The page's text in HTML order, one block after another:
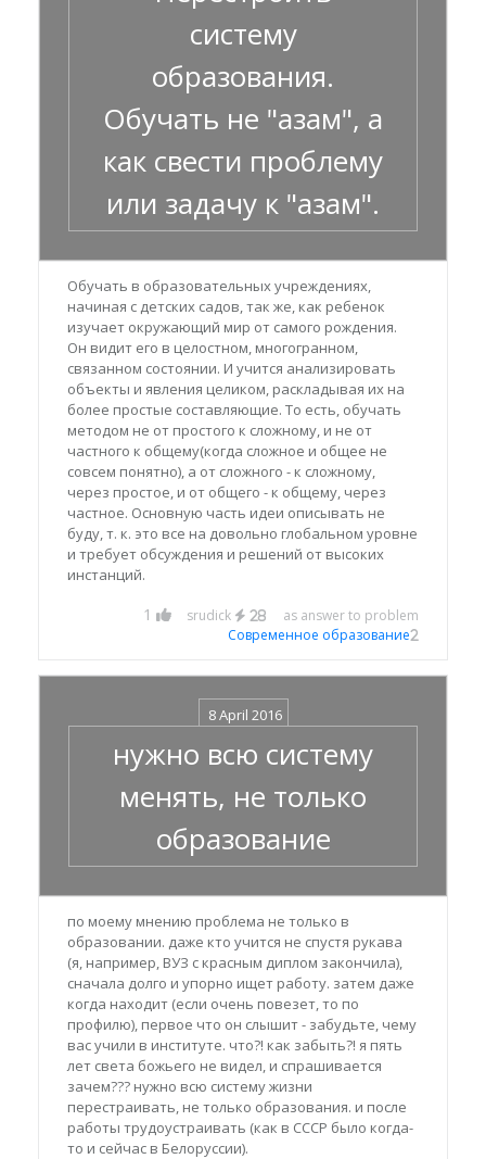
систему
образования.
Обучать не "азам", а
как свести проблему
или задачу к "азам".
Обучать в образовательных учреждениях,
начиная с детских садов, так же, как ребенок
изучает окружающий мир от самого рождения.
Он видит его в целостном, многогранном,
связанном состоянии. И учится анализировать
объекты и явления целиком, раскладывая их на
более простые составляющие. То есть, обучать
методом не от простого к сложному, и не от
частного к общему(когда сложное и общее не
совсем понятно), а от сложного - к сложному,
через простое, и от общего - к общему, через
частное. Основную часть идеи описывать не
буду, т. к. это все на довольно глобальном уровне
и требует обсуждения и решений от высоких
инстанций.
1 srudick 28
as answer to problem
Современное образование2
8 April 2016
нужно всю систему
менять, не только
образование
по моему мнению проблема не только в
образовании. даже кто учится не спустя рукава
(я, например, ВУЗ с красным диплом закончила),
сначала долго и упорно ищет работу. затем даже
когда находит (если очень повезет, то по
профилю), первое что он слышит - забудьте, чему
вас учили в институте. что?! как забыть?! я пять
лет света божьего не видел, и спрашивается
зачем??? нужно всю систему жизни
перестраивать, не только образования. и после
работы трудоустраивать (как в СССР было когда-
то и сейчас в Белоруссии).